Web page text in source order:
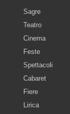
Sagre
Teatro
Cinema
Feste
Spettacoli
Cabaret
Fiere
Lirica